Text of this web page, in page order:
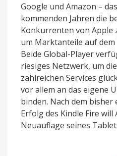
Google und Amazon –
kommenden Jahren die
Konkurrenten von Apple
um Marktanteile auf
Beide Global-Player
riesiges Netzwerk, um
zahlreichen Services
vor allem an das eigene
binden. Nach dem
Erfolg des Kindle Fire will
Neuauflage seines